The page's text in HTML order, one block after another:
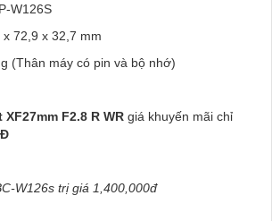
W126S
72,9 x 32,7 mm
(Thân máy có pin và bộ nhớ)
F2.8 R WR giá khuyến mãi chỉ
W126s trị giá 1,400,000đ